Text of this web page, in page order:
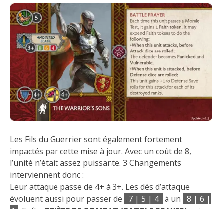
Les Fils du Guerrier sont également fortement
impactés par cette mise à jour. Avec un coût de 8,
l’unité n’était assez puissante. 3 Changements
interviennent donc :
Leur attaque passe de 4+ à 3+. Les dés d’attaque
évoluent aussi pour passer de
7 | 5 | 4 à un 8 | 6 |